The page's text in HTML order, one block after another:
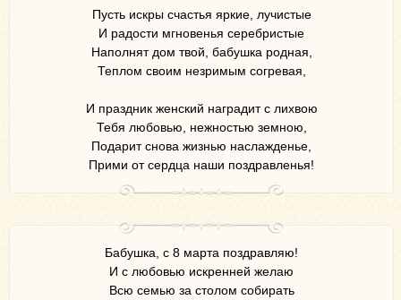
Пусть искры счастья яркие, лучистые
И радости мгновенья серебристые
Наполнят дом твой, бабушка родная,
Теплом своим незримым согревая,
И праздник женский наградит с лихвою
Тебя любовью, нежностью земною,
Подарит снова жизнью наслажденье,
Прими от сердца наши поздравленья!
Бабушка, с 8 марта поздравляю!
И с любовью искренней желаю
Всю семью за столом собирать